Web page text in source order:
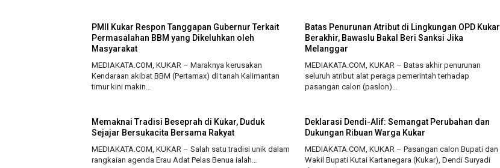
PMII Kukar Respon Tanggapan Gubernur Terkait
Permasalahan BBM yang Dikeluhkan oleh
Masyarakat
MEDIAKATA.COM, KUKAR – Maraknya kerusakan
Kendaraan akibat BBM (Pertamax) di tanah Kalimantan
timur kini makin…
Batas Penurunan Atribut di Lingkungan OPD Kukar
Berakhir, Bawaslu Bakal Beri Sanksi Jika
Melanggar
MEDIAKATA.COM, KUKAR – Batas akhir penurunan
seluruh atribut alat peraga pemerintah terhadap
pasangan calon (paslon)…
Memaknai Tradisi Beseprah di Kukar, Duduk
Sejajar Bersukacita Bersama Rakyat
MEDIAKATA.COM, KUKAR – Salah satu tradisi unik dalam
rangkaian agenda Erau Adat Pelas Benua ialah…
Deklarasi Dendi-Alif: Semangat Perubahan dan
Dukungan Ribuan Warga Kukar
MEDIAKATA.COM, KUKAR – Pasangan calon Bupati dan
Wakil Bupati Kutai Kartanegara (Kukar), Dendi Suryadi